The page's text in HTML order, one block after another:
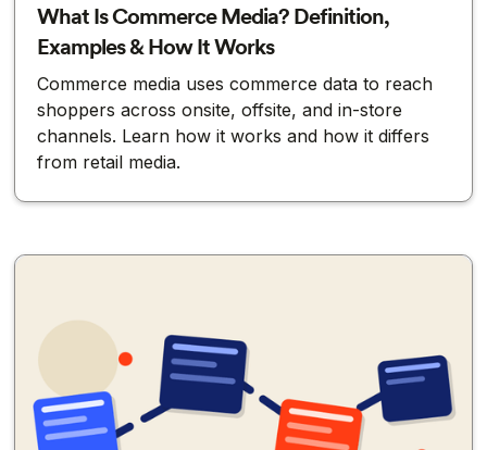
What Is Commerce Media? Definition,
Examples & How It Works
Commerce media uses commerce data to reach
shoppers across onsite, offsite, and in-store
channels. Learn how it works and how it differs
from retail media.